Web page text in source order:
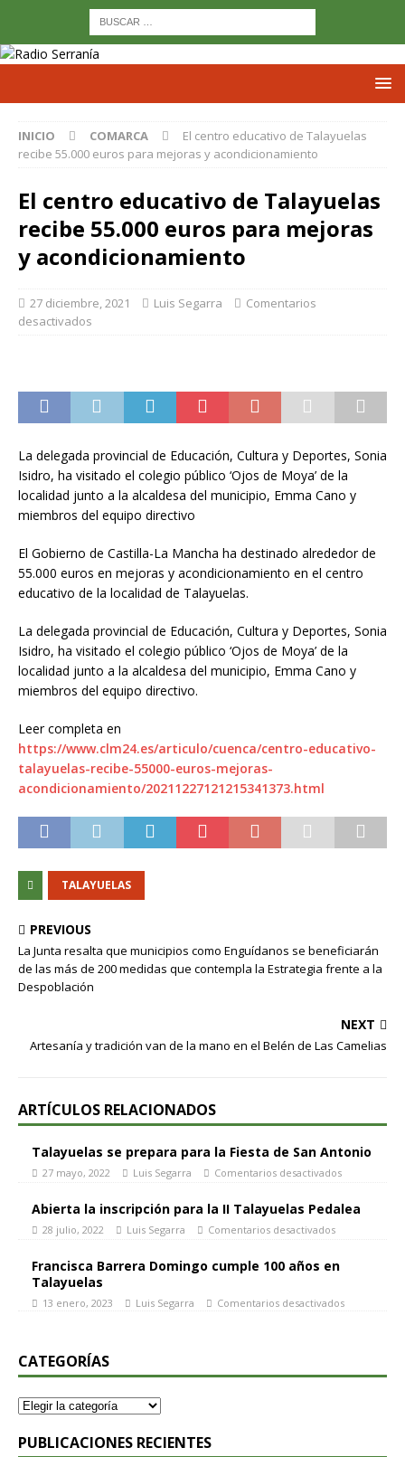
INICIO COMARCA
El centro educativo de Talayuelas
recibe 55.000 euros para mejoras y acondicionamiento
El centro educativo de Talayuelas
recibe 55.000 euros para mejoras
y acondicionamiento
27 diciembre, 2021 Luis Segarra
Comentarios
desactivados
La delegada provincial de Educación, Cultura y Deportes, Sonia
Isidro, ha visitado el colegio público ‘Ojos de Moya’ de la
localidad junto a la alcaldesa del municipio, Emma Cano y
miembros del equipo directivo
El Gobierno de Castilla-La Mancha ha destinado alrededor de
55.000 euros en mejoras y acondicionamiento en el centro
educativo de la localidad de Talayuelas.
La delegada provincial de Educación, Cultura y Deportes, Sonia
Isidro, ha visitado el colegio público ‘Ojos de Moya’ de la
localidad junto a la alcaldesa del municipio, Emma Cano y
miembros del equipo directivo.
Leer completa en
https://www.clm24.es/articulo/cuenca/centro-educativo-
talayuelas-recibe-55000-euros-mejoras-
acondicionamiento/20211227121215341373.html
TALAYUELAS
PREVIOUS
La Junta resalta que municipios como Enguídanos se beneficiarán
de las más de 200 medidas que contempla la Estrategia frente a la
Despoblación
NEXT
Artesanía y tradición van de la mano en el Belén de Las Camelias
ARTÍCULOS RELACIONADOS
Talayuelas se prepara para la Fiesta de San Antonio
27 mayo, 2022 Luis Segarra Comentarios desactivados
Abierta la inscripción para la II Talayuelas Pedalea
28 julio, 2022 Luis Segarra Comentarios desactivados
Francisca Barrera Domingo cumple 100 años en
Talayuelas
13 enero, 2023 Luis Segarra Comentarios desactivados
CATEGORÍAS
PUBLICACIONES RECIENTES